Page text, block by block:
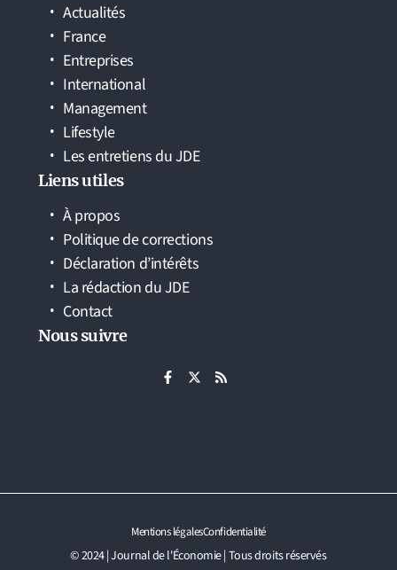
Actualités
France
Entreprises
International
Management
Lifestyle
Les entretiens du JDE
Liens utiles
À propos
Politique de corrections
Déclaration d’intérêts
La rédaction du JDE
Contact
Nous suivre
© 2024 | Journal de l'Économie | Tous droits réservés
Mentions légalesConfidentialité